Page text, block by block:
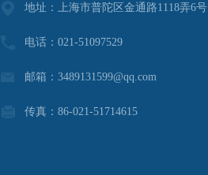
地址：上海市普陀区金通路1118弄6号
电话：021-51097529
邮箱：3489131599@qq.com
传真：86-021-51714615